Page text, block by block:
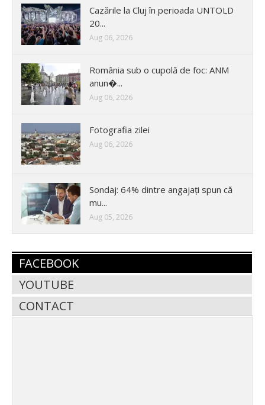
Cazările la Cluj în perioada UNTOLD
20...
Aug 06, 2026
România sub o cupolă de foc: ANM
anun�...
Aug 06, 2026
Fotografia zilei
Aug 06, 2026
Sondaj: 64% dintre angajați spun că
mu...
Aug 05, 2026
FACEBOOK
YOUTUBE
CONTACT